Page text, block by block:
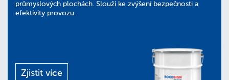
průmyslových plochách. Slouží ke zvýšení bezpečnosti a
efektivity provozu.
Zjistit více